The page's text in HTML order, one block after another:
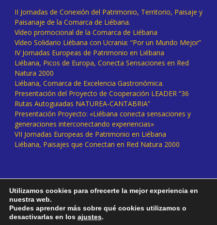
II Jornadas de Conexión del Patrimonio, Territorio, Paisaje y
Paisanaje de la Comarca de Liébana.
Vídeo promocional de la Comarca de Liébana
Vídeo Solidario Liébana con Ucrania: “Por un Mundo Mejor”
IV Jornadas Europeas de Patrimonio en Liébana
Liébana, Picos de Europa, Conecta Sensaciones en Red
Natura 2000
Liébana, Comarca de Excelencia Gastronómica.
Presentación del Proyecto de Cooperación LEADER “36
Rutas Autoguiadas NATUREA-CANTABRIA”
Presentación Proyecto: «Liébana conecta sensaciones y
generaciones interconectando experiencias»
VII Jornadas Europeas de Patrimonio en Liébana
Liébana, Paisajes que Conectan en Red Natura 2000
Utilizamos cookies para ofrecerte la mejor experiencia en
nuestra web.
Puedes aprender más sobre qué cookies utilizamos o
desactivarlas en los ajustes.